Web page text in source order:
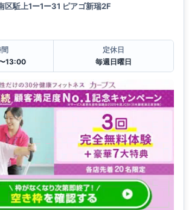
区駈上1ー1ー31 ピアゴ新瑞2F
13:00
定休日
毎週日曜日